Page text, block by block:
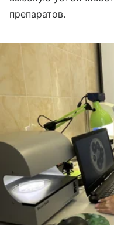
препаратов.